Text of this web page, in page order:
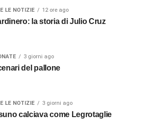
LE NOTIZIE 12 ore ago
la storia di Julio Cruz
3 giorni ago
del pallone
LE NOTIZIE 3 giorni ago
calciava come Legrotaglie